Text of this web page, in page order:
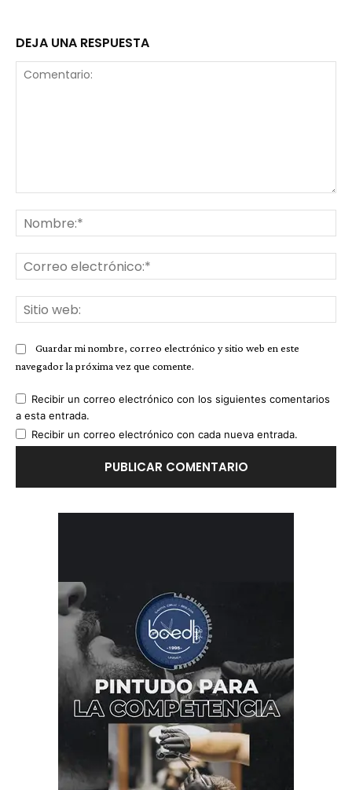
DEJA UNA RESPUESTA
Guardar mi nombre, correo electrónico y sitio web en este
navegador la próxima vez que comente.
Recibir un correo electrónico con los siguientes comentarios
a esta entrada.
Recibir un correo electrónico con cada nueva entrada.